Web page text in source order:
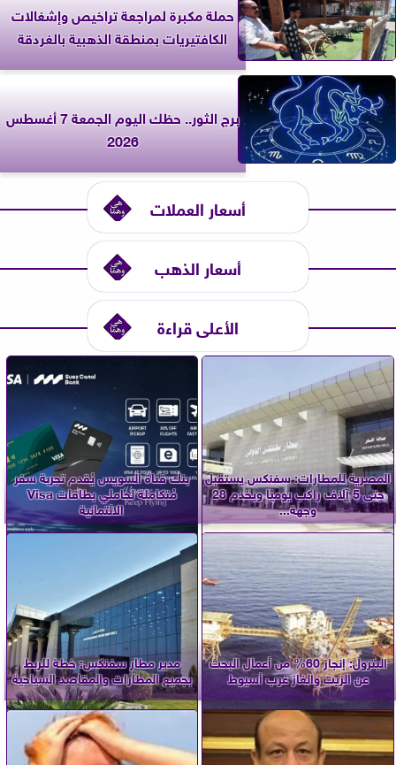
حملة مكبرة لمراجعة تراخيص وإشغالات
الكافتيريات بمنطقة الذهبية بالغردقة
برج الثور.. حظك اليوم الجمعة 7 أغسطس
2026
أسعار العملات
أسعار الذهب
الأعلى قراءة
المصرية للمطارات: سفنكس يستقبل
حتى 5 آلاف راكب يوميًا ويخدم 28
وجهة...
بنك قناة السويس يُقدم تجربة سفر
مُتكاملة لحاملي بطاقات Visa
الائتمانية
البترول: إنجاز 60% من أعمال البحث
عن الزيت والغاز غرب أسيوط
مدير مطار سفنكس: خطة للربط
بجميع المطارات والمقاصد السياحية